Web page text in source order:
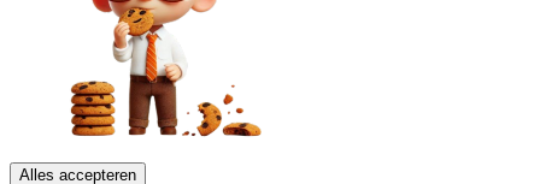
Alles accepteren